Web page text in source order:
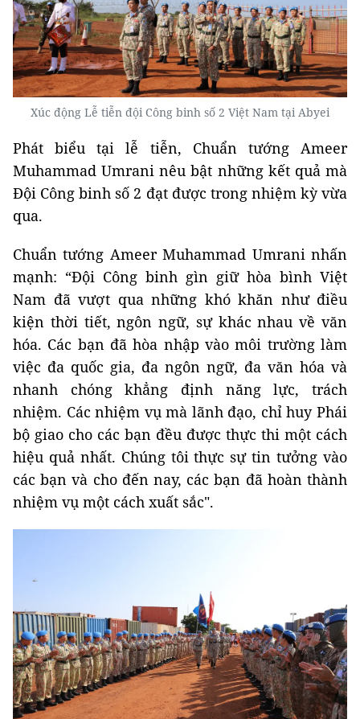
Xúc động Lễ tiễn đội Công binh số 2 Việt Nam tại Abyei
Phát biểu tại lễ tiễn, Chuẩn tướng Ameer
Muhammad Umrani nêu bật những kết quả mà
Đội Công binh số 2 đạt được trong nhiệm kỳ vừa
qua.
Chuẩn tướng Ameer Muhammad Umrani nhấn
mạnh: “Đội Công binh gìn giữ hòa bình Việt
Nam đã vượt qua những khó khăn như điều
kiện thời tiết, ngôn ngữ, sự khác nhau về văn
hóa. Các bạn đã hòa nhập vào môi trường làm
việc đa quốc gia, đa ngôn ngữ, đa văn hóa và
nhanh chóng khẳng định năng lực, trách
nhiệm. Các nhiệm vụ mà lãnh đạo, chỉ huy Phái
bộ giao cho các bạn đều được thực thi một cách
hiệu quả nhất. Chúng tôi thực sự tin tưởng vào
các bạn và cho đến nay, các bạn đã hoàn thành
nhiệm vụ một cách xuất sắc".